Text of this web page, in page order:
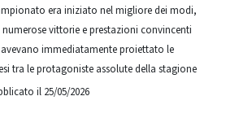
era iniziato nel migliore dei modi,
vittorie e prestazioni convincenti
immediatamente proiettato le
tra le protagoniste assolute della stagione
il 25/05/2026